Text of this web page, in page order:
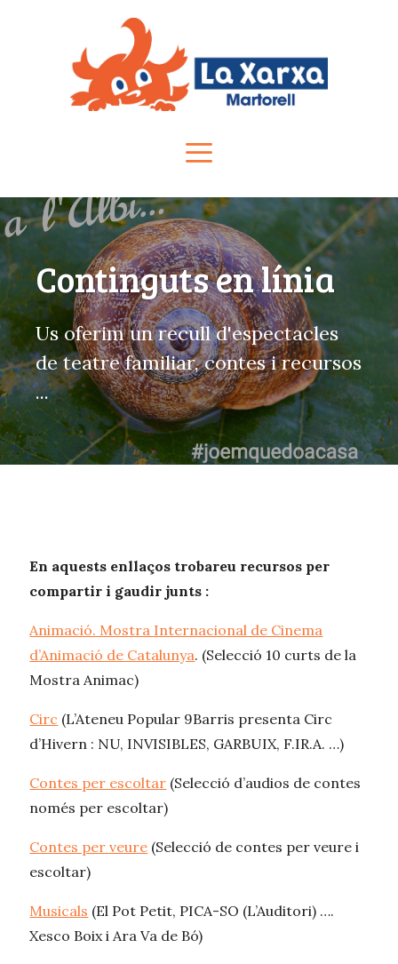
Continguts en línia
Us oferim un recull d'espectacles
de teatre familiar, contes i recursos
...
En aquests enllaços trobareu recursos per
compartir i gaudir junts :
Animació. Mostra Internacional de Cinema
d’Animació de Catalunya. (Selecció 10 curts de la
Mostra Animac)
Circ (L’Ateneu Popular 9Barris presenta Circ
d’Hivern : NU, INVISIBLES, GARBUIX, F.IR.A. …)
Contes per escoltar (Selecció d’audios de contes
només per escoltar)
Contes per veure (Selecció de contes per veure i
escoltar)
Musicals (El Pot Petit, PICA-SO (L’Auditori) ….
Xesco Boix i Ara Va de Bó)